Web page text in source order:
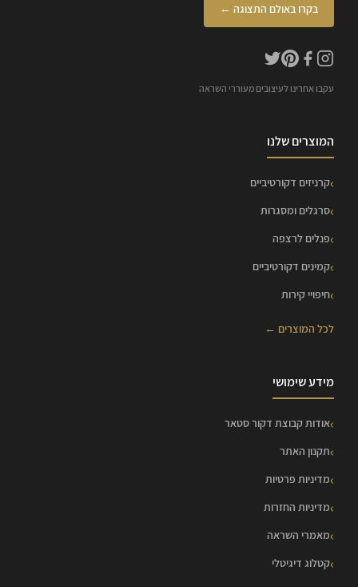
בקרו באולם התצוגה ←
עקבו אחרינו לעיצובים מעוררי השראה
המוצרים שלנו
קרניזים דקורטיביים
סרגלים ומסגרות
פנלים לרצפה
קמינים דקורטיביים
חיפויי קירות
לכל המוצרים ←
מידע שימושי
אודות קבוצת דקור סטאר
תקנון האתר
מדיניות פרטיות
מדיניות החזרות
מאמרי השראה
קטלוג דיגיטלי